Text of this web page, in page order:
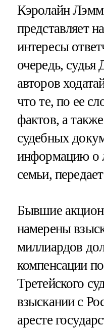
Кэролайн
представляет
интересы
очередь, судья
авторов
что те, по ее
фактов, а
судебных
информацию о
семьи, передает
Бывшие
намерены
миллиардов
компенсации
Третейского
взыскании с
аресте